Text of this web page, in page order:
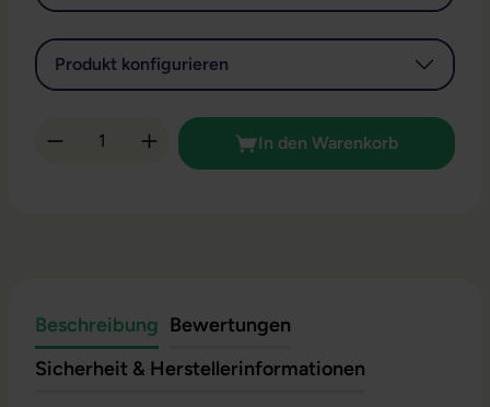
Produkt konfigurieren
Produkt Anzahl: Gib den gewünschten
In den Warenkorb
Beschreibung Bewertungen
Sicherheit & Herstellerinformationen